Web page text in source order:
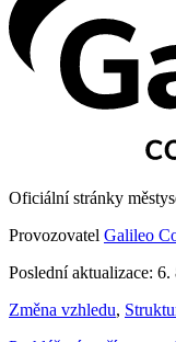
Oficiální stránky
Provozovatel Galileo
Poslední aktualizace: 6.
Změna vzhledu,